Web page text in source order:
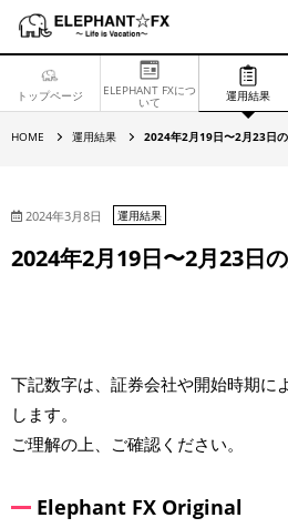
トップページ ELEPHANT FXにつ
いて 運用結果
HOME
2
9
の
果
運用結果 2024年2月19日〜2月23日
2024年3月8日 運用結果
2024年2月19日〜2月23日
下記数字は、証券会社や開始時期に
します。
ご理解の上、ご確認ください。
Elephant FX Original